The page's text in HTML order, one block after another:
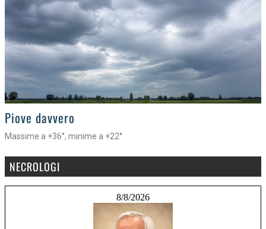
>
Piove davvero
Massime a +36°, minime a +22°
NECROLOGI
8/8/2026